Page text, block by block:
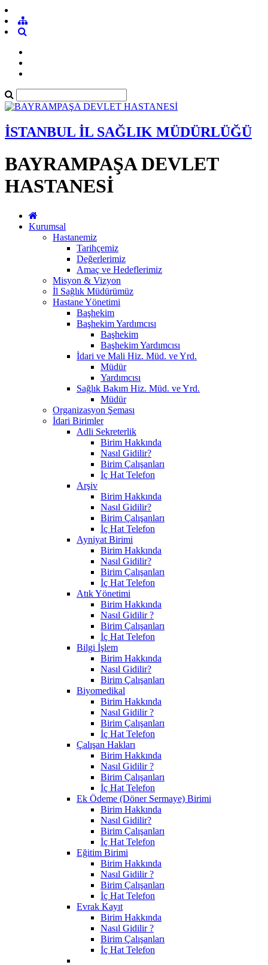
İSTANBUL İL SAĞLIK MÜDÜRLÜĞÜ
BAYRAMPAŞA DEVLET
HASTANESİ
Kurumsal
Hastanemiz
Tarihçemiz
Değerlerimiz
Amaç ve Hedeflerimiz
Misyon & Vizyon
İl Sağlık Müdürümüz
Hastane Yönetimi
Başhekim
Başhekim Yardımcısı
Başhekim
Başhekim Yardımcısı
İdari ve Mali Hiz. Müd. ve Yrd.
Müdür
Yardımcısı
Sağlık Bakım Hiz. Müd. ve Yrd.
Müdür
Organizasyon Şeması
İdari Birimler
Adli Sekreterlik
Birim Hakkında
Nasıl Gidilir?
Birim Çalışanları
İç Hat Telefon
Arşiv
Birim Hakkında
Nasıl Gidilir?
Birim Çalışanları
İç Hat Telefon
Ayniyat Birimi
Birim Hakkında
Nasıl Gidilir?
Birim Çalışanları
İç Hat Telefon
Atık Yönetimi
Birim Hakkında
Nasıl Gidilir ?
Birim Çalışanları
İç Hat Telefon
Bilgi İşlem
Birim Hakkında
Nasıl Gidilir?
Birim Çalışanları
Biyomedikal
Birim Hakkında
Nasıl Gidilir ?
Birim Çalışanları
İç Hat Telefon
Çalışan Hakları
Birim Hakkında
Nasıl Gidilir ?
Birim Çalışanları
İç Hat Telefon
Ek Ödeme (Döner Sermaye) Birimi
Birim Hakkında
Nasıl Gidilir?
Birim Çalışanları
İç Hat Telefon
Eğitim Birimi
Birim Hakkında
Nasıl Gidilir ?
Birim Çalışanları
İç Hat Telefon
Evrak Kayıt
Birim Hakkında
Nasıl Gidilir ?
Birim Çalışanları
İç Hat Telefon